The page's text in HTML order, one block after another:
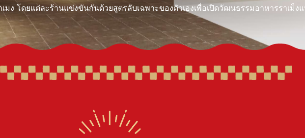
มง โดยแต่ละร้านแข่งขันกันด้วยสูตรลับเฉพาะของตัวเองเพื่อเปิดวัฒนธรรมอาหารราเม็ง